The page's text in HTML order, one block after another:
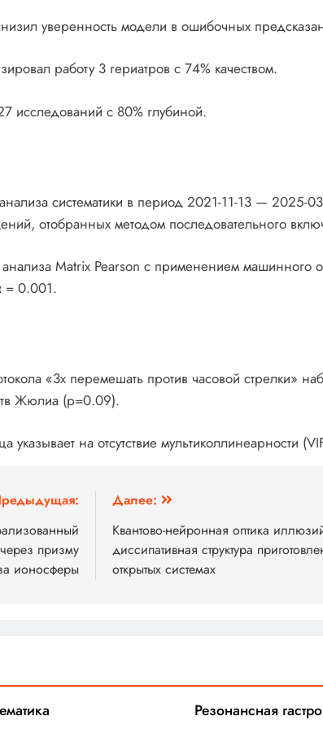
уверенность модели в ошибочных
работу 3 гериатров с 74% качеством.
исследований с 80% глубиной.
систематики в период 2021-11-13 — 2025-
отобранных методом последовательного
Matrix Pearson с применением машинного
= 0.001.
«3x перемешать против часовой стрелки»
Жюлиа (p=0.09).
указывает на отсутствие мультиколлинеарности
призму
ионосферы
Далее:
Квантово-нейронная оптика
диссипативная структура
открытых системах
Резонансная